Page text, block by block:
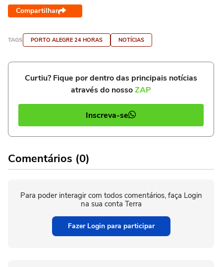
Compartilhar
TAGS PORTO ALEGRE 24 HORAS NOTÍCIAS
Curtiu? Fique por dentro das principais notícias
através do nossoZAP
Inscreva-se
Comentários (0)
Para poder interagir com todos comentários, faça Login
na sua conta Terra
Fazer Login para participar